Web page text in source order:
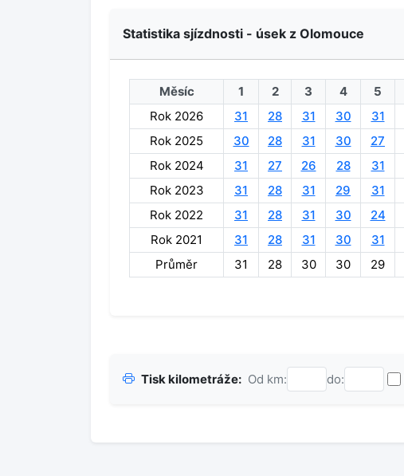
Statistika sjízdnosti - úsek z Olomouce
Měsíc 1 2 3 4 5
Rok 2026
31 28 31 30 31
Rok 2025
30 28 31 30 27
Rok 2024
31 27 26 28 31
Rok 2023
31 28 31 29 31
Rok 2022
31 28 31 30 24
Rok 2021
31 28 31 30 31
Průměr
31 28 30 30 29
Tisk kilometráže: Od km: do: